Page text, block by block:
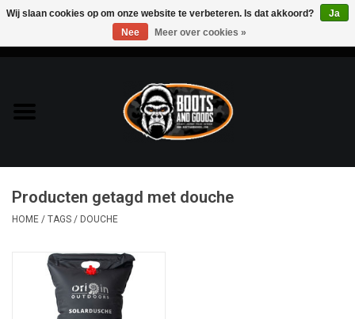
Bags & Packs
Bescherming
Lampen
Messen & Multitools
Producten getagd met douche
HOME / TAGS / DOUCHE
Wij slaan cookies op om onze website te verbeteren. Is dat akkoord?
Ja
Nee
Meer over cookies »